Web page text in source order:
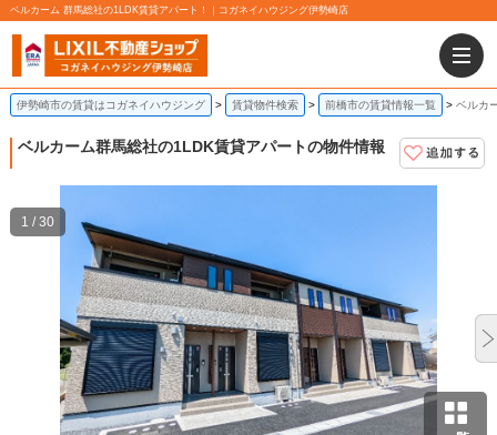
ベルカーム 群馬総社の1LDK賃貸アパート！｜コガネイハウジング伊勢崎店
伊勢崎市の賃貸はコガネイハウジング 賃貸物件検索 前橋市の賃貸情報一覧 ベルカ
ベルカーム群馬総社の1LDK賃貸アパートの物件情報
1 / 30